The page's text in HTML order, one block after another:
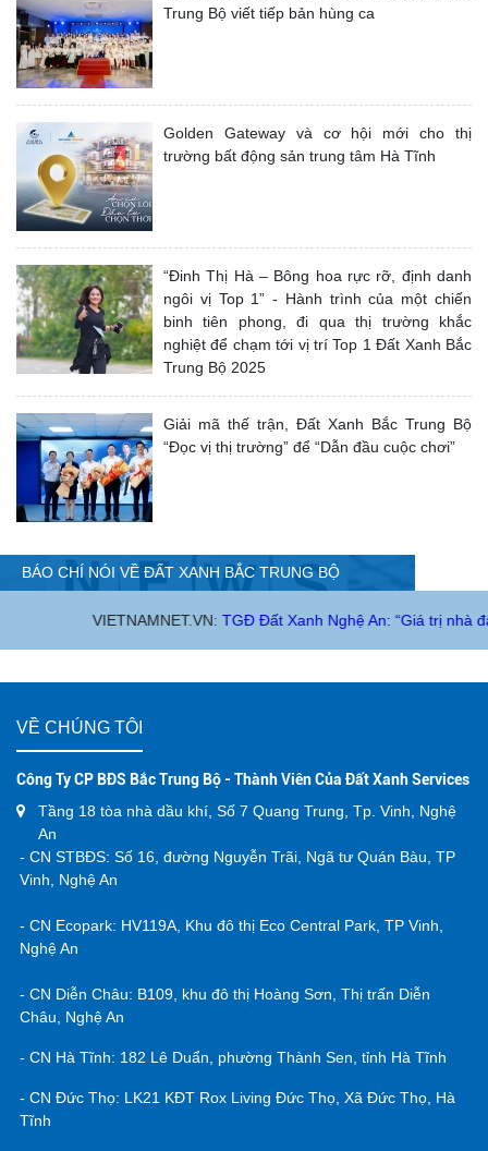
Trung Bộ viết tiếp bản hùng ca
Golden Gateway và cơ hội mới cho thị
trường bất động sản trung tâm Hà Tĩnh
“Đinh Thị Hà – Bông hoa rực rỡ, định danh
ngôi vị Top 1” - Hành trình của một chiến
binh tiên phong, đi qua thị trường khắc
nghiệt để chạm tới vị trí Top 1 Đất Xanh Bắc
Trung Bộ 2025
Giải mã thế trận, Đất Xanh Bắc Trung Bộ
“Đọc vị thị trường” để “Dẫn đầu cuộc chơi”
BÁO CHÍ NÓI VỀ ĐẤT XANH BẮC TRUNG BỘ
VIETNAMNET.VN:TGĐ Đất Xanh Nghệ An: “Giá trị nhà đất có thể
VỀ CHÚNG TÔI
Công Ty CP BĐS Bắc Trung Bộ - Thành Viên Của Đất Xanh Services
Tầng 18 tòa nhà dầu khí, Số 7 Quang Trung, Tp. Vinh, Nghệ
An
- CN STBĐS: Số 16, đường Nguyễn Trãi, Ngã tư Quán Bàu, TP
Vinh, Nghệ An
- CN Ecopark: HV119A, Khu đô thị Eco Central Park, TP Vinh,
Nghệ An
- CN Diễn Châu: B109, khu đô thị Hoàng Sơn, Thị trấn Diễn
Châu, Nghệ An
- CN Hà Tĩnh: 182 Lê Duẩn, phường Thành Sen, tỉnh Hà Tĩnh
- CN Đức Thọ: LK21 KĐT Rox Living Đức Thọ, Xã Đức Thọ, Hà
Tĩnh